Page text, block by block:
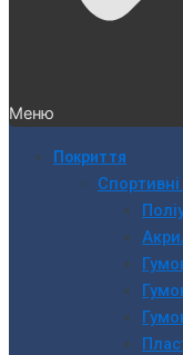
Меню
Покриття